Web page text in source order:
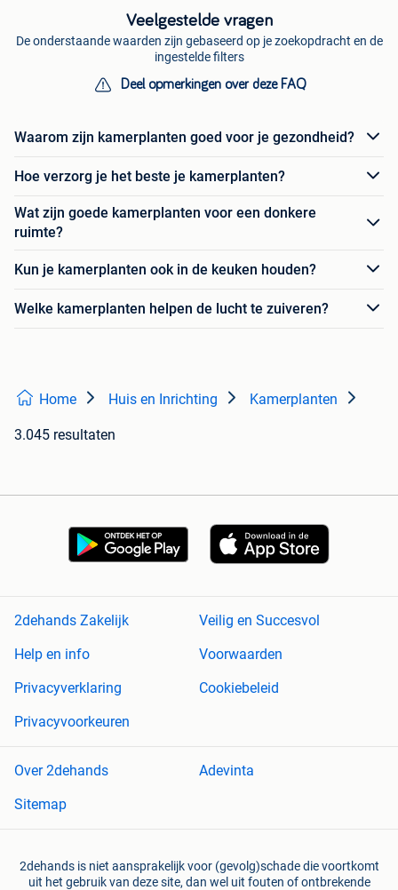
Veelgestelde vragen
De onderstaande waarden zijn gebaseerd op je zoekopdracht en de
ingestelde filters
Deel opmerkingen over deze FAQ
Waarom zijn kamerplanten goed voor je gezondheid?
Hoe verzorg je het beste je kamerplanten?
Wat zijn goede kamerplanten voor een donkere
ruimte?
Kun je kamerplanten ook in de keuken houden?
Welke kamerplanten helpen de lucht te zuiveren?
Home Huis en Inrichting Kamerplanten
3.045 resultaten
2dehands Zakelijk
Veilig en Succesvol
Help en info
Voorwaarden
Privacyverklaring
Cookiebeleid
Privacyvoorkeuren
Over 2dehands
Adevinta
Sitemap
2dehands is niet aansprakelijk voor (gevolg)schade die voortkomt
uit het gebruik van deze site, dan wel uit fouten of ontbrekende